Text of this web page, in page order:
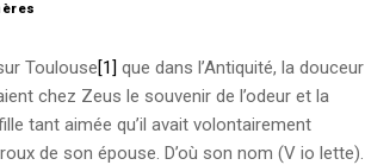
Toulouse[1] que dans l’Antiquité, la douceur
chez Zeus le souvenir de l’odeur et la
tant aimée qu’il avait volontairement
de son épouse. D’où son nom (V io lette).